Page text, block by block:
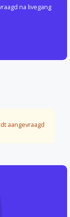
na livegang
aangevraagd